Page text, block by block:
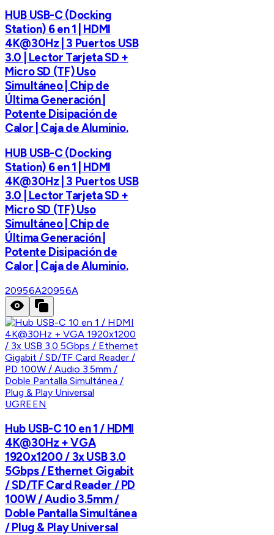
HUB USB-C (Docking
Station) 6 en 1 | HDMI
4K@30Hz | 3 Puertos USB
3.0 | Lector Tarjeta SD +
Micro SD (TF) Uso
Simultáneo | Chip de
Última Generación |
Potente Disipación de
Calor | Caja de Aluminio.
HUB USB-C (Docking
Station) 6 en 1 | HDMI
4K@30Hz | 3 Puertos USB
3.0 | Lector Tarjeta SD +
Micro SD (TF) Uso
Simultáneo | Chip de
Última Generación |
Potente Disipación de
Calor | Caja de Aluminio.
20956A20956A
UGREEN
Hub USB-C 10 en 1 / HDMI
4K@30Hz + VGA
1920x1200 / 3x USB 3.0
5Gbps / Ethernet Gigabit
/ SD/TF Card Reader / PD
100W / Audio 3.5mm /
Doble Pantalla Simultánea
/ Plug & Play Universal